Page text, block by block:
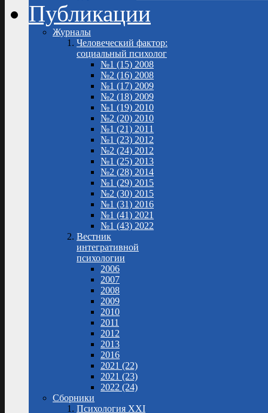
Публикации
Журналы
Человеческий фактор:
социальный психолог
№1 (15) 2008
№2 (16) 2008
№1 (17) 2009
№2 (18) 2009
№1 (19) 2010
№2 (20) 2010
№1 (21) 2011
№1 (23) 2012
№2 (24) 2012
№1 (25) 2013
№2 (28) 2014
№1 (29) 2015
№2 (30) 2015
№1 (31) 2016
№1 (41) 2021
№1 (43) 2022
Вестник
интегративной
психологии
2006
2007
2008
2009
2010
2011
2012
2013
2016
2021 (22)
2021 (23)
2022 (24)
Сборники
Психология XXI